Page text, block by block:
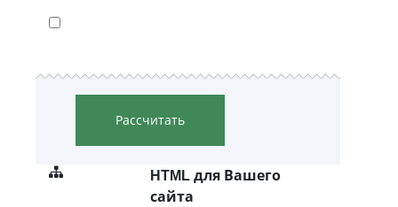
Рассчитать
HTML для Вашего
сайта